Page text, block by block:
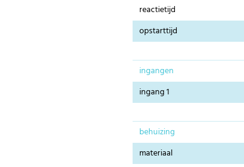
reactietijd
opstarttijd
ingangen
ingang 1
behuizing
materiaal